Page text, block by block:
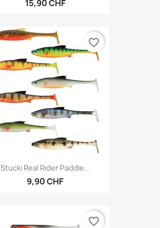
15,90 CHF
Stucki Real Rider Paddle...
9,90 CHF
favorite_border
favorite_border